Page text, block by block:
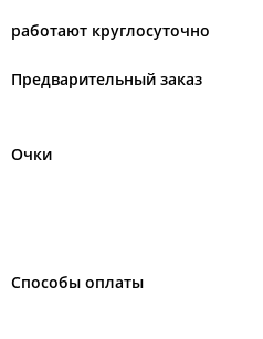
работают круглосуточно
Предварительный заказ
Очки
Способы оплаты